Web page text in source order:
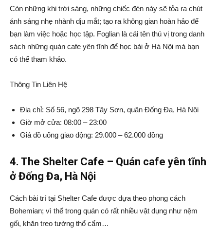
Còn những khi trời sáng, những chiếc đèn này sẽ tỏa ra chút
ánh sáng nhẹ nhành dịu mắt; tạo ra không gian hoàn hảo để
bạn làm việc hoặc học tập. Foglian là cái tên thú vị trong danh
sách những quán cafe yên tĩnh để học bài ở Hà Nội mà bạn
có thể tham khảo.
Thông Tin Liên Hệ
Địa chỉ: Số 56, ngõ 298 Tây Sơn, quận Đống Đa, Hà Nội
Giờ mở cửa: 08:00 – 23:00
Giá đồ uống giao động: 29.000 – 62.000 đồng
4. The Shelter Cafe – Quán cafe yên tĩnh
ở Đống Đa, Hà Nội
Cách bài trí tại Shelter Cafe được dựa theo phong cách
Bohemian; vì thế trong quán có rất nhiều vật dụng như nệm
gối, khăn treo tường thổ cẩm…